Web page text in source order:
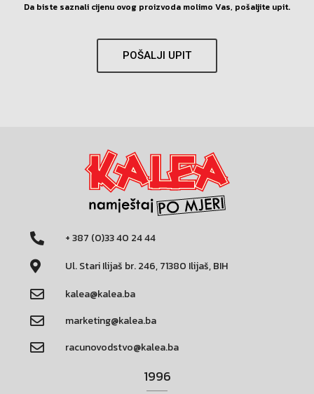
Da biste saznali cijenu ovog proizvoda molimo Vas, pošaljite upit.
POŠALJI UPIT
+ 387 (0)33 40 24 44
Ul. Stari Ilijaš br. 246, 71380 Ilijaš, BIH
kalea@kalea.ba
marketing@kalea.ba
racunovodstvo@kalea.ba
1996